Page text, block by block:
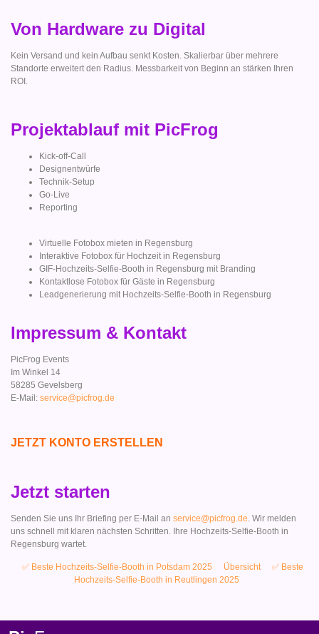
Von Hardware zu Digital
Kein Versand und kein Aufbau senkt Kosten. Skalierbar über mehrere
Standorte erweitert den Radius. Messbarkeit von Beginn an stärken Ihren
ROI.
Projektablauf mit PicFrog
Kick-off-Call
Designentwürfe
Technik-Setup
Go-Live
Reporting
Virtuelle Fotobox mieten in Regensburg
Interaktive Fotobox für Hochzeit in Regensburg
GIF-Hochzeits-Selfie-Booth in Regensburg mit Branding
Kontaktlose Fotobox für Gäste in Regensburg
Leadgenerierung mit Hochzeits-Selfie-Booth in Regensburg
Impressum & Kontakt
PicFrog Events
Im Winkel 14
58285 Gevelsberg
E-Mail: service@picfrog.de
JETZT KONTO ERSTELLEN
Jetzt starten
Senden Sie uns Ihr Briefing per E-Mail an service@picfrog.de . Wir melden
uns schnell mit klaren nächsten Schritten. Ihre Hochzeits-Selfie-Booth in
Regensburg wartet.
✅ Beste Hochzeits-Selfie-Booth in Potsdam 2025 Übersicht
✅ Beste
Hochzeits-Selfie-Booth in Reutlingen 2025